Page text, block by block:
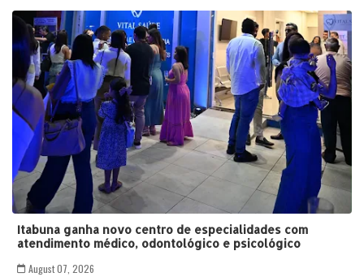
Itabuna ganha novo centro de especialidades com
atendimento médico, odontológico e psicológico
August 07, 2026